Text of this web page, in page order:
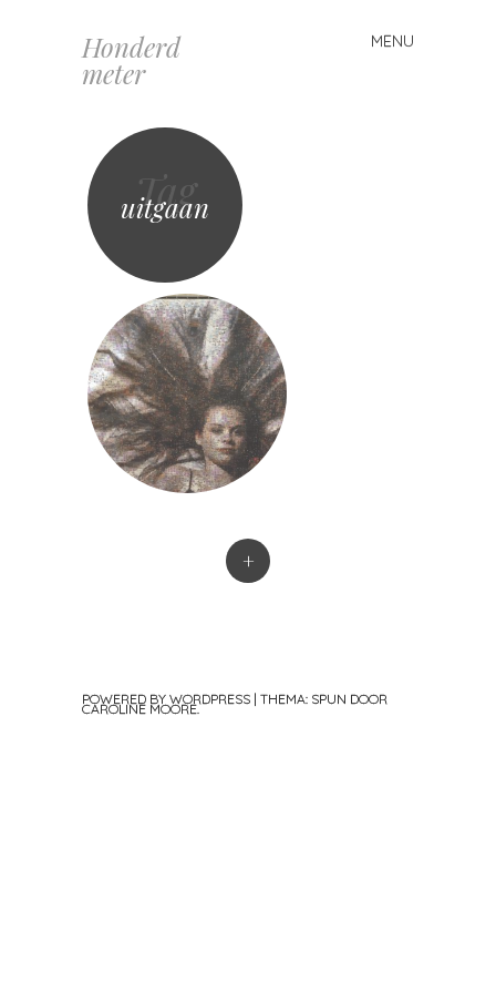
Honderd
meter
MENU
Spring
naar
Tag
uitgaan
+
POWERED BY WORDPRESS | THEMA: SPUN DOOR
CAROLINE MOORE